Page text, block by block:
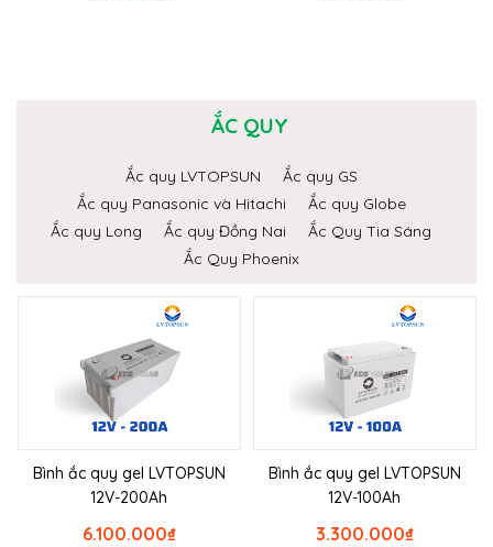
ẮC QUY
Ắc quy LVTOPSUN
Ắc quy GS
Ắc quy Panasonic và Hitachi
Ắc quy Globe
Ắc quy Long
Ắc quy Đồng Nai
Ắc Quy Tia Sáng
Ắc Quy Phoenix
Bình ắc quy gel LVTOPSUN
12V-200Ah
₫
6.100.000
Bình ắc quy gel LVTOPSUN
12V-100Ah
₫
3.300.000